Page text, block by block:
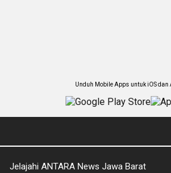
Unduh Mobile Apps untuk iOS dan
Jelajahi ANTARA News Jawa Barat